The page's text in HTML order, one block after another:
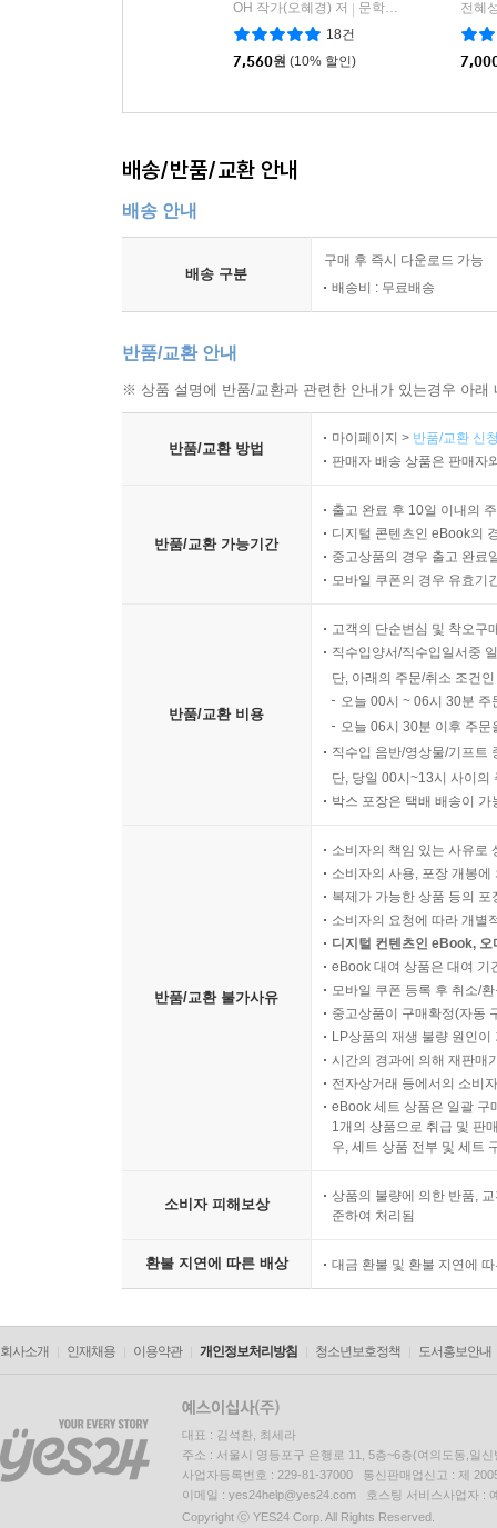
OH 작가(오혜경) 저 | 문학공감
18건
7,560원 (10% 할인)
전혜
배송/반품/교환 안내
배송 안내
배송 구분
구매 후 즉시 다운로드 가능
배송비 : 무료배송
반품/교환 안내
※ 상품 설명에 반품/교환과 관련한 안내가 있는경우 아
반품/교환 방법
마이페이지 > 반품/교환 신
판매자 배송 상품은 판매자
반품/교환 가능기간
출고 완료 후 10일 이내의
디지털 콘텐츠인 eBook의
중고상품의 경우 출고 완료
모바일 쿠폰의 경우 유효기
반품/교환 비용
고객의 단순변심 및 착오구
직수입양서/직수입일서중
단, 아래의 주문/취소 조건
오늘 00시 ~ 06시 30분
오늘 06시 30분 이후 주
직수입 음반/영상물/기프트
단, 당일 00시~13시 사이의
박스 포장은 택배 배송이
반품/교환 불가사유
소비자의 책임 있는 사유로
소비자의 사용, 포장 개봉
복제가 가능한 상품 등의
소비자의 요청에 따라 개별
디지털 컨텐츠인 eBook,
eBook 대여 상품은 대여 기
모바일 쿠폰 등록 후 취소/
중고상품이 구매확정(자동
LP상품의 재생 불량 원인
시간의 경과에 의해 재판매
전자상거래 등에서의 소비
eBook 세트 상품은 일괄 구
1개의 상품으로 취급 및 판
우, 세트 상품 전부 및 세트
소비자 피해보상
상품의 불량에 의한 반품,
준하여 처리됨
환불 지연에 따른 배상 대금 환불 및 환불 지연에
회사소개 인재채용 이용약관 개인정보처리방침 청소년보호정책 도서홍보안내
대표 : 김석환, 최세라
주소 : 서울시 영등포구 은행로 11, 5층~6층(여의도동,일신
사업자등록번호 : 229-81-37000 통신판매업신고 : 제
이메일 : yes24help@yes24.com 호스팅 서비스사업자 :
Copyright ⓒ YES24 Corp. All Rights Reserved.